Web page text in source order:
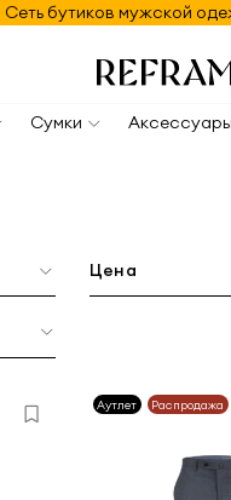
Сеть бутиков мужской
Сумки Аксессуары
Цена
Аутлет Распродажа